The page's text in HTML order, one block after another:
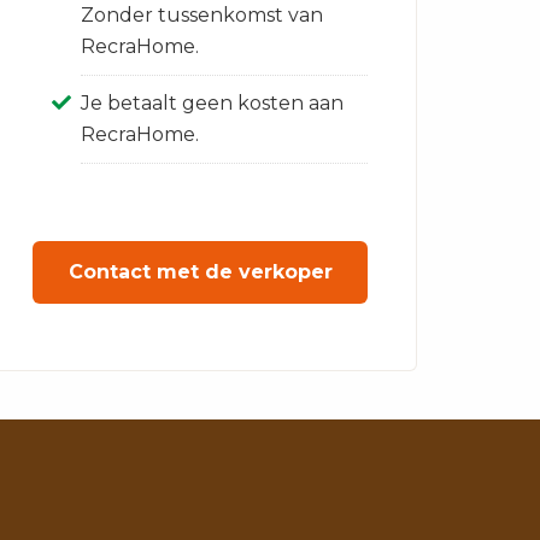
Zonder tussenkomst van
RecraHome.
Je betaalt geen kosten aan
RecraHome.
Contact met de verkoper